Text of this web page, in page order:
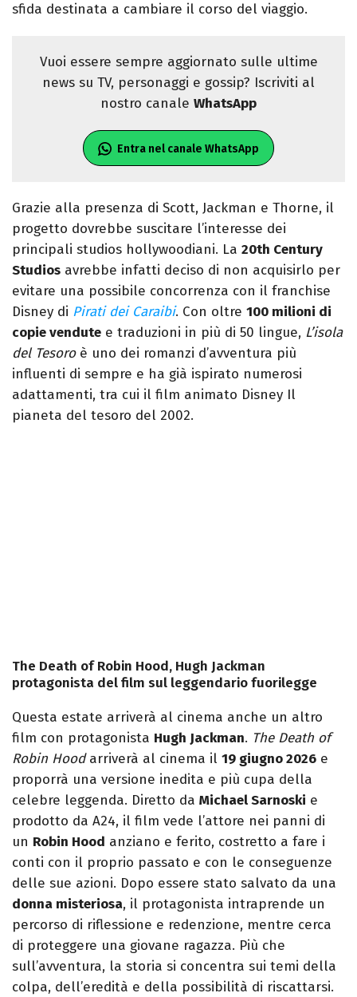
sfida destinata a cambiare il corso del viaggio.
Vuoi essere sempre aggiornato sulle ultime
news su TV, personaggi e gossip? Iscriviti al
nostro canale WhatsApp
Entra nel canale WhatsApp
Grazie alla presenza di Scott, Jackman e Thorne, il
progetto dovrebbe suscitare l’interesse dei
principali studios hollywoodiani. La 20th Century
Studios avrebbe infatti deciso di non acquisirlo per
evitare una possibile concorrenza con il franchise
Disney di Pirati dei Caraibi. Con oltre 100 milioni di
copie vendute e traduzioni in più di 50 lingue, L’isola
del Tesoroè uno dei romanzi d’avventura più
influenti di sempre e ha già ispirato numerosi
adattamenti, tra cui il film animato Disney Il
pianeta del tesoro del 2002.
The Death of Robin Hood, Hugh Jackman
protagonista del film sul leggendario fuorilegge
Questa estate arriverà al cinema anche un altro
film con protagonista Hugh Jackman. The Death of
Robin Hoodarriverà al cinema il 19 giugno 2026 e
proporrà una versione inedita e più cupa della
celebre leggenda. Diretto da Michael Sarnoski e
prodotto da A24, il film vede l’attore nei panni di
un Robin Hood anziano e ferito, costretto a fare i
conti con il proprio passato e con le conseguenze
delle sue azioni. Dopo essere stato salvato da una
donna misteriosa, il protagonista intraprende un
percorso di riflessione e redenzione, mentre cerca
di proteggere una giovane ragazza. Più che
sull’avventura, la storia si concentra sui temi della
colpa, dell’eredità e della possibilità di riscattarsi.